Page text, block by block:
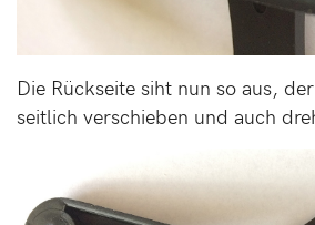
Die Rückseite siht nun so aus,
seitlich verschieben und auch